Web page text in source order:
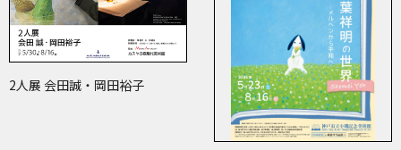
2人展 会田誠・岡田裕子